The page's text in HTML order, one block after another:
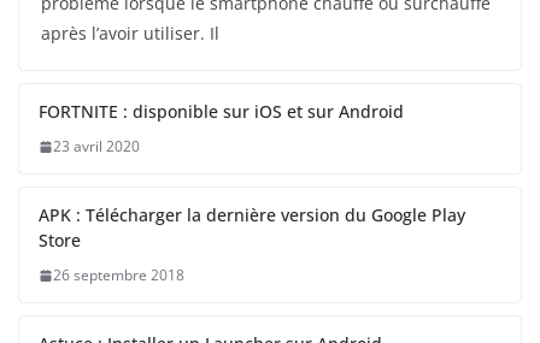
après l’avoir utiliser. Il
FORTNITE : disponible sur iOS et sur Android
23 avril 2020
APK : Télécharger la dernière version du Google Play
Store
26 septembre 2018